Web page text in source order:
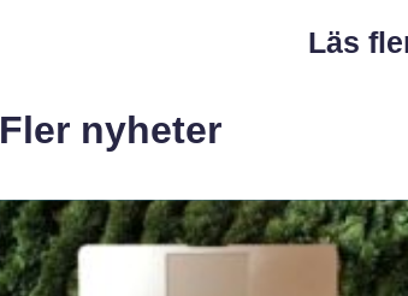
Läs
Fler nyheter